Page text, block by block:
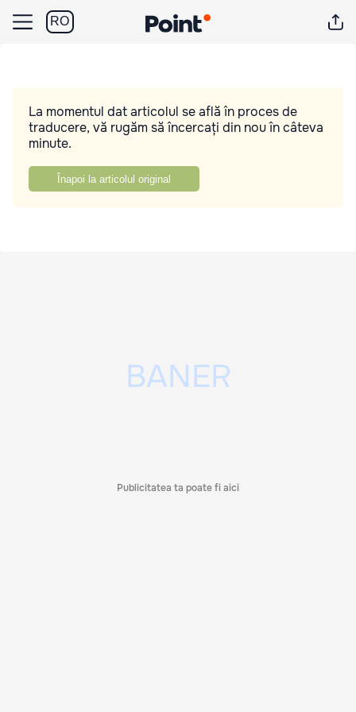
RO
La momentul dat articolul se află în proces de
traducere, vă rugăm să încercați din nou în câteva
minute.
Înapoi la articolul original
Publicitatea ta poate fi aici